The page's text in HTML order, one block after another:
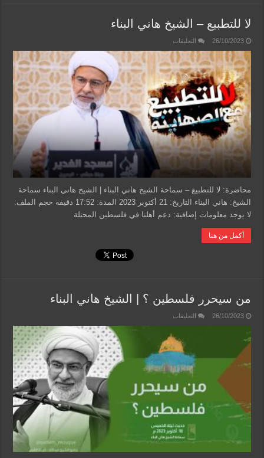
لا للتطبيع – الشيخ هاني البناء
26/10/2023 التعليقات
للتطبيع
–
الشيخ
هاني
البناء
مغلقة
محاضرة: لا للتطبيع – سماحة الشيخ هاني البناء | الشيخ هاني البناء سماحة
الشيخ: هاني البناء التاريخ: 21 أكتوبر 2023 المدة: 17:52 دقيقة حجم الملف:
لا يوجد معلومات إضافية: دعم أهلنا في فلسطين المحتلة
أكمل من هنا
من سيحرر فلسطين ؟ | الشيخ هاني البناء
26/10/2023 التعليقات
فلسطين
؟
|
هاني
البناء
مغلقة